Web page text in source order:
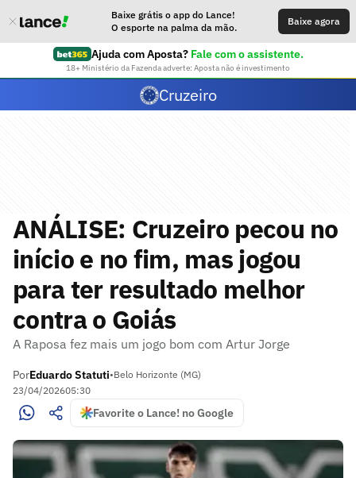
Baixe grátis o app do Lance!
O esporte na palma da mão.
Baixe agora
Ajuda com Aposta? Fale com o assistente.
18+ Ministério da Fazenda adverte: Aposta não é investimento
Cruzeiro
ANÁLISE: Cruzeiro pecou no
início e no fim, mas jogou
para ter resultado melhor
contra o Goiás
A Raposa fez mais um jogo bom com Artur Jorge
PorEduardo Statuti•Belo Horizonte (MG)
23/04/202605:30
Favorite o Lance! no Google